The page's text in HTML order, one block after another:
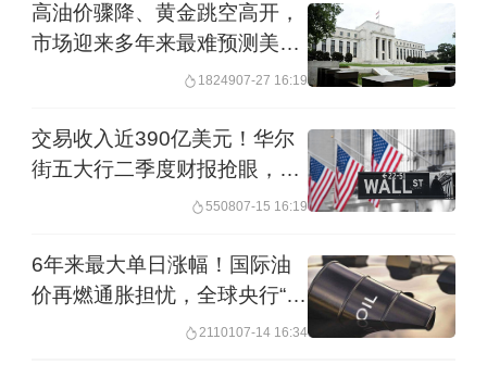
同时，美联储内部政策分歧令市场对年
内美联储再次降息持观望态度，美元持
续走强使得以美元计价的原油承压。此
外，在库存方面，美国原油库存超市场
预期增加也导致油价承压。此间虽有消
息称OPEC+将在明年一季度暂停增产，
对油市形成一定支撑，但原油价格走跌
趋势并未改变。
高油价骤降、黄金跳空高开，
市场迎来多年来最难预测美联
1824907-27 16:19
交易收入近390亿美元！华尔
街五大行二季度财报抢眼，AI
550807-15 16:19
6年来最大单日涨幅！国际油
价再燃通胀担忧，全球央行“鹰
2110107-14 16:34